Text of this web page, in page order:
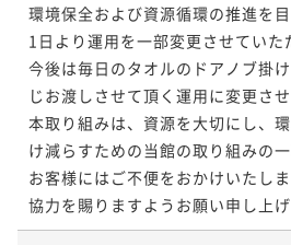
環境保全および資源循環の推進を
1日より運用を一部変更させていた
今後は毎日のタオルのドアノブ掛
じお渡しさせて頂く運用に変更させ
本取り組みは、資源を大切にし、
け減らすための当館の取り組みの一
お客様にはご不便をおかけいたし